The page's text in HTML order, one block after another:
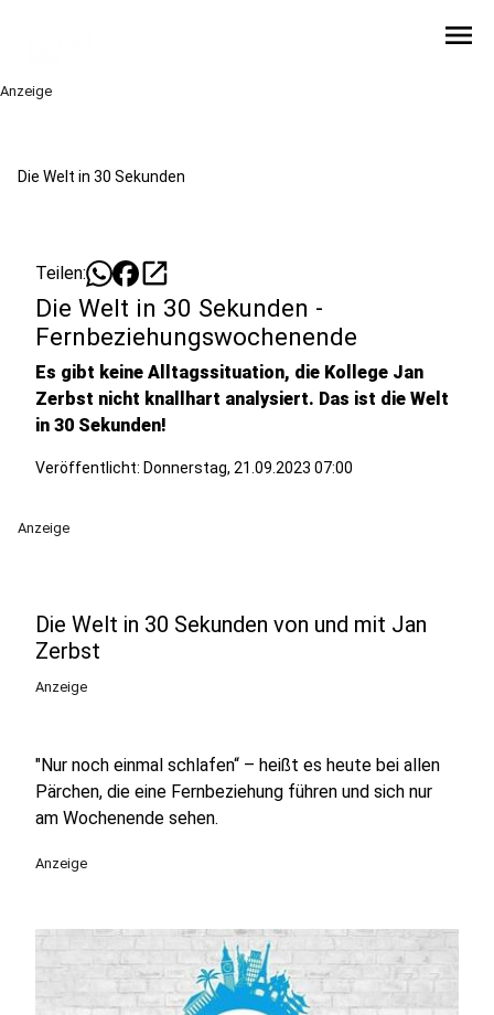
menu
Anzeige
Die Welt in 30 Sekunden
Teilen: open_in_new
Die Welt in 30 Sekunden -
Fernbeziehungswochenende
Es gibt keine Alltagssituation, die Kollege Jan
Zerbst nicht knallhart analysiert. Das ist die Welt
in 30 Sekunden!
Veröffentlicht: Donnerstag, 21.09.2023 07:00
Anzeige
Die Welt in 30 Sekunden von und mit Jan
Zerbst
Anzeige
"Nur noch einmal schlafen“ – heißt es heute bei allen
Pärchen, die eine Fernbeziehung führen und sich nur
am Wochenende sehen.
Anzeige